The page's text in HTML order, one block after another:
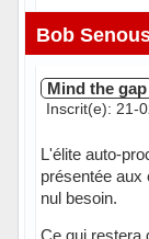
Hors ligne
Bob
Mind the gap
Inscrit(e): 21-
L'élite auto-
présentée aux
nul besoin.
Ce qui restera